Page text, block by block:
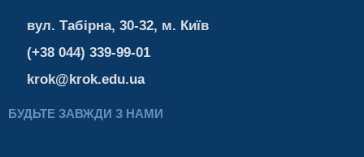
вул. Табірна, 30-32, м. Київ
(+38 044) 339-99-01
krok@krok.edu.ua
БУДЬТЕ ЗАВЖДИ З НАМИ